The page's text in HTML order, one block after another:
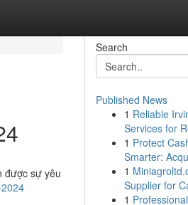
được sự yêu
Search
Published News
1 Reliable
Services for
1 Protect
Smarter:
1
Supplier for
1